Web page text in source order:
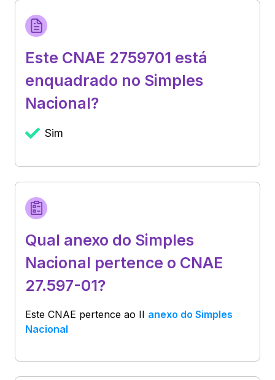
Este CNAE 2759701 está
enquadrado no Simples
Nacional?
Sim
Qual anexo do Simples
Nacional pertence o CNAE
27.597-01?
Este CNAE pertence ao II anexo do Simples
Nacional